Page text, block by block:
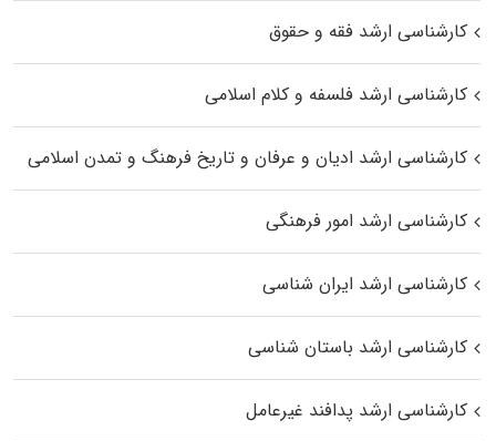
کارشناسی ارشد فقه و حقوق
کارشناسی ارشد فلسفه و کلام اسلامی
کارشناسی ارشد ادیان و عرفان و تاریخ فرهنگ و تمدن اسلامی
کارشناسی ارشد امور فرهنگی
کارشناسی ارشد ایران شناسی
کارشناسی ارشد باستان شناسی
کارشناسی ارشد پدافند غیرعامل